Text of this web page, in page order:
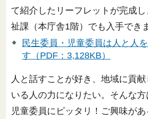
て紹介したリーフレットが完成
祉課（本庁舎1階）でも入手でき
民生委員・児童委員は人と人
す（PDF：3,128KB）
人と話すことが好き、地域に貢
いる人の力になりたい。そんな方
児童委員にピッタリ！ご興味が